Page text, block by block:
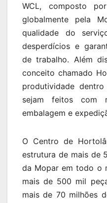
WCL, composto
globalmente pela
qualidade do
desperdícios e
de trabalho. Além
conceito chamado
produtividade
sejam feitos com
embalagem e
O Centro de
estrutura de mais de
da Mopar em todo o
mais de 500 mil
mais de 70 milhões